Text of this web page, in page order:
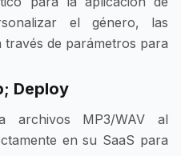
el género, las
de parámetros para
Deploy
archivos MP3/WAV al
en su SaaS para